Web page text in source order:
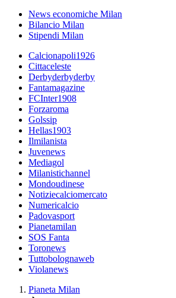
News economiche Milan
Bilancio Milan
Stipendi Milan
Calcionapoli1926
Cittaceleste
Derbyderbyderby
Fantamagazine
FCInter1908
Forzaroma
Golssip
Hellas1903
Ilmilanista
Juvenews
Mediagol
Milanistichannel
Mondoudinese
Notiziecalciomercato
Numericalcio
Padovasport
Pianetamilan
SOS Fanta
Toronews
Tuttobolognaweb
Violanews
Pianeta Milan